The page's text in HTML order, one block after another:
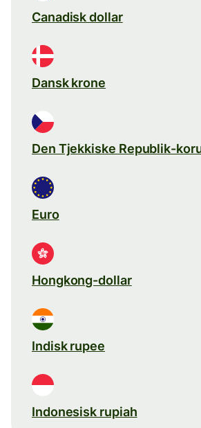
Canadisk dollar
Dansk krone
Den Tjekkiske Republik-
Euro
Hongkong-dollar
Indisk rupee
Indonesisk rupiah